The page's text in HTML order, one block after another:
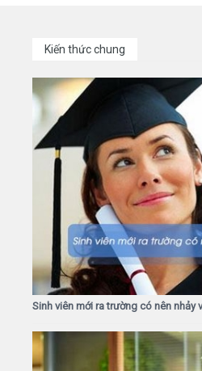
Kiến thức chung
Sinh viên mới ra trường có nên nhảy